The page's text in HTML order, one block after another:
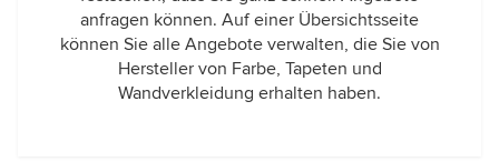
anfragen können. Auf einer Übersichtsseite
können Sie alle Angebote verwalten, die Sie von
Hersteller von Farbe, Tapeten und
Wandverkleidung erhalten haben.